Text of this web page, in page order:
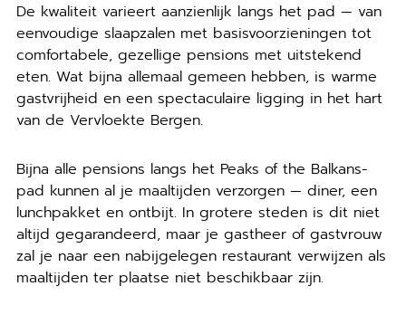
De kwaliteit varieert aanzienlijk langs het pad — van
eenvoudige slaapzalen met basisvoorzieningen tot
comfortabele, gezellige pensions met uitstekend
eten. Wat bijna allemaal gemeen hebben, is warme
gastvrijheid en een spectaculaire ligging in het hart
van de Vervloekte Bergen.
Bijna alle pensions langs het Peaks of the Balkans-
pad kunnen al je maaltijden verzorgen — diner, een
lunchpakket en ontbijt. In grotere steden is dit niet
altijd gegarandeerd, maar je gastheer of gastvrouw
zal je naar een nabijgelegen restaurant verwijzen als
maaltijden ter plaatse niet beschikbaar zijn.